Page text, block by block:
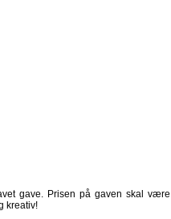
gave. Prisen på gaven skal være
kreativ!